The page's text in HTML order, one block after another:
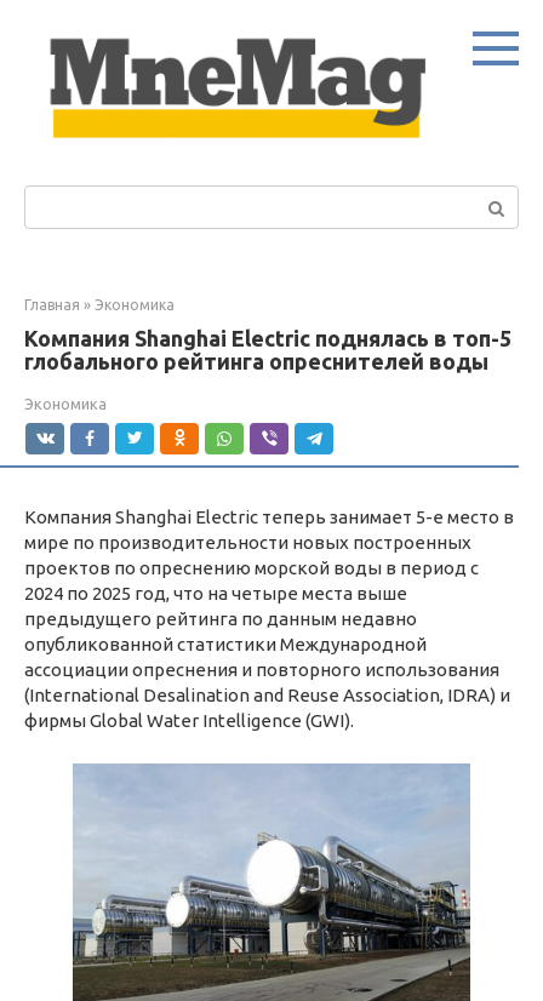
контенту
Главная » Экономика
Компания Shanghai Electric поднялась в топ-5
глобального рейтинга опреснителей воды
Экономика
Компания Shanghai Electric теперь занимает 5-е место в
мире по производительности новых построенных
проектов по опреснению морской воды в период с
2024 по 2025 год, что на четыре места выше
предыдущего рейтинга по данным недавно
опубликованной статистики Международной
ассоциации опреснения и повторного использования
(International Desalination and Reuse Association, IDRA) и
фирмы Global Water Intelligence (GWI).